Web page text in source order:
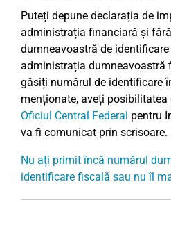
Puteți depune declarația de
administrația financiară și
dumneavoastră de
administrația dumneavoastră
găsiți numărul de identificare
menționate, aveți
Oficiul Central Federal pentru
va fi comunicat prin scrisoare.
Nu ați primit încă numărul
identificare fiscală sau nu îl